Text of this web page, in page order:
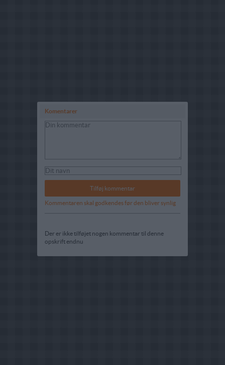
Komentarer
Kommentaren skal godkendes før den bliver synlig
Der er ikke tilføjet nogen kommentar til denne
opskrift endnu